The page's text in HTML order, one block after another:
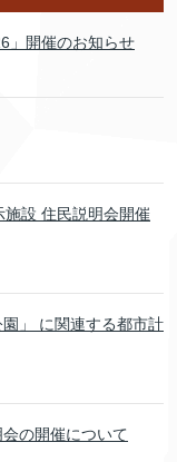
」開催のお知らせ
施設 住民説明会開催
園」 に関連する都市計
の開催について